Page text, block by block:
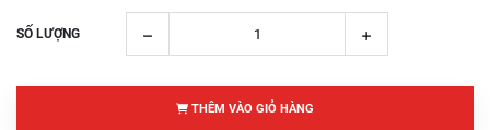
SỐ LƯỢNG
THÊM VÀO GIỎ HÀNG